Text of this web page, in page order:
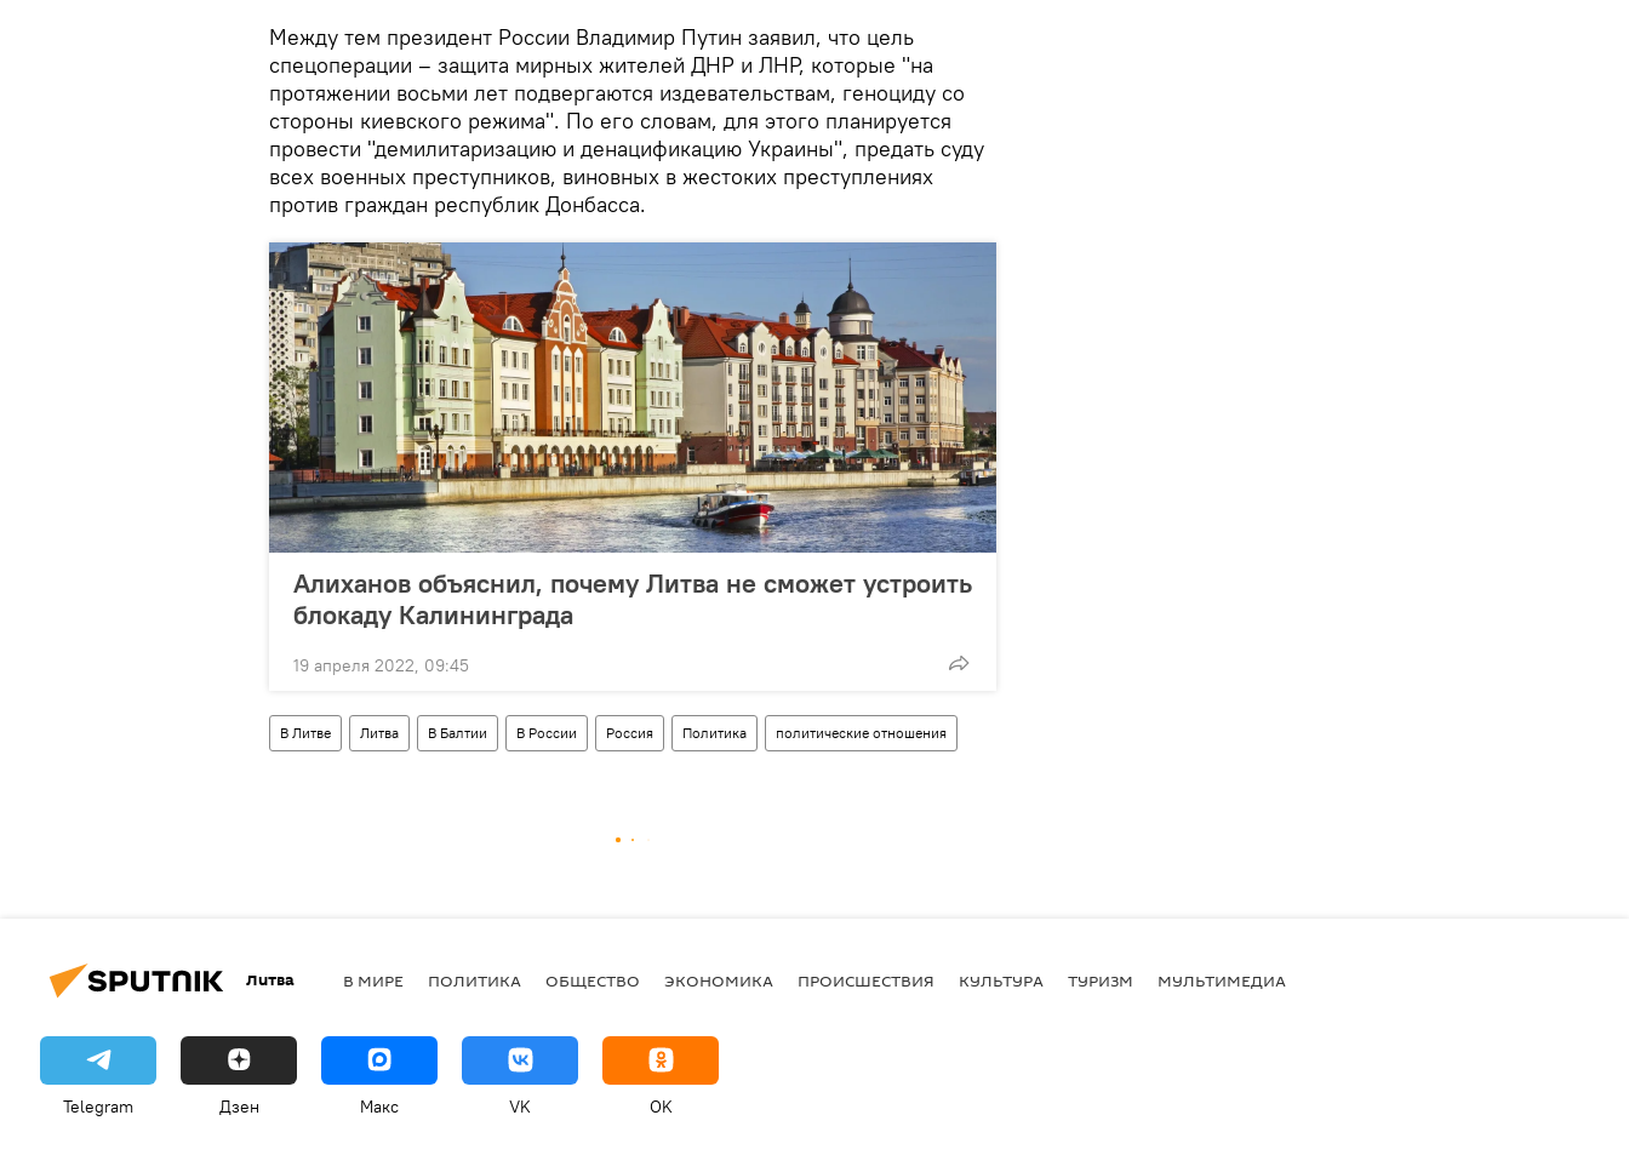
Между тем президент России Владимир Путин заявил, что цель
спецоперации – защита мирных жителей ДНР и ЛНР, которые "на
протяжении восьми лет подвергаются издевательствам, геноциду со
стороны киевского режима". По его словам, для этого планируется
провести "демилитаризацию и денацификацию Украины", предать суду
всех военных преступников, виновных в жестоких преступлениях
против граждан республик Донбасса.
Алиханов объяснил, почему Литва не сможет устроить
блокаду Калининграда
19 апреля 2022, 09:45
В Литве Литва В Балтии В России Россия Политика политические отношения
Литва В МИРЕ ПОЛИТИКА ОБЩЕСТВО ЭКОНОМИКА ПРОИСШЕСТВИЯ КУЛЬТУРА ТУРИЗМ МУЛЬТИМЕДИА
Telegram Дзен Макс VK OK